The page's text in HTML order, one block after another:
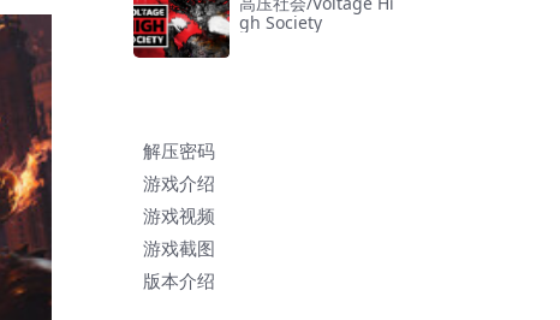
gh Society
解压密码
游戏介绍
游戏视频
游戏截图
版本介绍